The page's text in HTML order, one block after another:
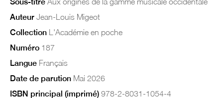
Auteur Jean-Louis Migeot
Collection L'Académie en poche
Numéro 187
Langue Français
Date de parution Mai 2026
ISBN principal (imprimé) 978-2-8031-1054-4